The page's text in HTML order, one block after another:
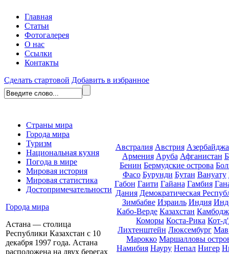
Главная
Статьи
Фотогалерея
О нас
Ссылки
Контакты
Сделать стартовой Добавить в избранное
Страны мира
Города мира
Туризм
Национальная кухня
Погода в мире
Мировая история
Мировая статистика
Достопримечательности
Города мира
Астана — столица
Республики Казахстан с 10
декабря 1997 года. Астана
расположена на двух берегах
Австралия Австрия
Армения Аруба Афганистан
Бенин Бермудские острова
Фасо Бурунди Бутан Вануату
Габон Гаити Гайана Гамбия
Дания Демократическая
Зимбабве Израиль Индия
Кабо-Верде Казахстан
Коморы Коста-Рика Кот-
Лихтенштейн Люксембург
Марокко Маршалловы
Намибия Науру Непал Нигер